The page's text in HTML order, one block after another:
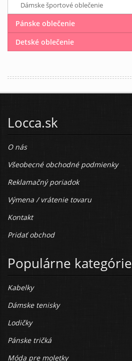
Dámske športové oblečenie
Pánske oblečenie
Detské oblečenie
Locca.sk
O nás
Všeobecné obchodné podmienky
Reklamačný poriadok
Výmena / vrátenie tovaru
Kontakt
Pridať obchod
Populárne kategórie
Kabelky
Dámske tenisky
Lodičky
Pánske tričká
Móda pre moletky